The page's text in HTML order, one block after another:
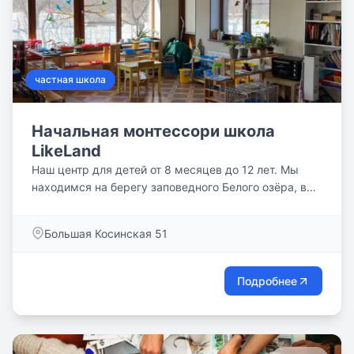
частная школа
Начальная монтессори школа
LikeLand
Наш центр для детей от 8 месяцев до 12 лет. Мы
находимся на берегу заповедного Белого озёра, в
помогаем каждому ребенку найти себя и свой путь
Большая Косинская 51
Подробнее